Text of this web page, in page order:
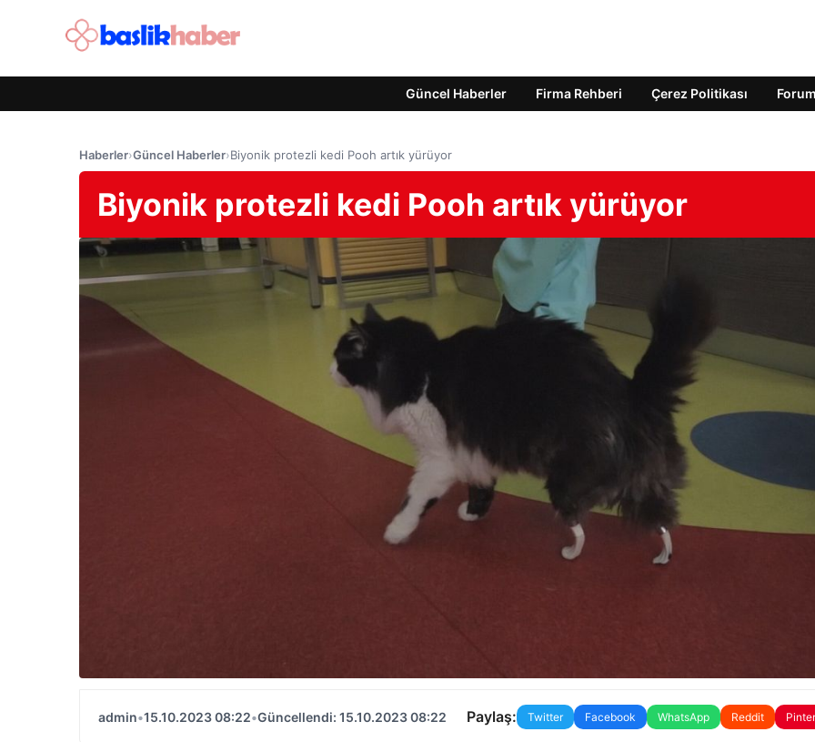
Güncel Haberler Firma Rehberi Çerez Politikası Forum
Haberler›Güncel Haberler›Biyonik protezli kedi Pooh artık yürüyor
Biyonik protezli kedi Pooh artık yürüyor
admin•15.10.2023 08:22•Güncellendi: 15.10.2023 08:22 Paylaş: Twitter Facebook WhatsApp Reddit